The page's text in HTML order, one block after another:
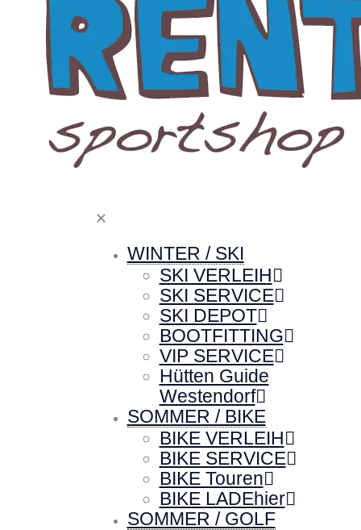
✕
WINTER / SKI
SKI VERLEIH
SKI SERVICE
SKI DEPOT
BOOTFITTING
VIP SERVICE
Hütten Guide
Westendorf
SOMMER / BIKE
BIKE VERLEIH
BIKE SERVICE
BIKE Touren
BIKE LADEhier
SOMMER / GOLF